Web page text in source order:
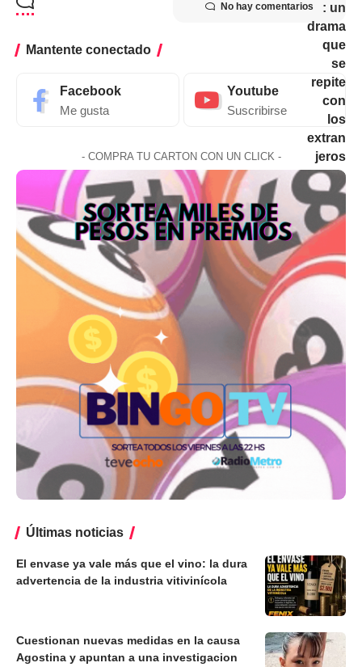
No hay comentarios
Mantente conectado
Facebook
Me gusta
Youtube
Suscribirse
- COMPRA TU CARTON CON UN CLICK -
Últimas noticias
El envase ya vale más que el vino: la dura
advertencia de la industria vitivinícola
Cuestionan nuevas medidas en la causa
Agostina y apuntan a una investigacion